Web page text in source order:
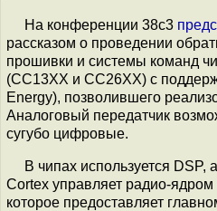
На конференции 38с3
рассказом о проведении
прошивки и системы команд
(CC13XX и CC26XX) с
Energy), позволившего
Аналоговый передатчик
сугубо цифровые.
В чипах используется DSP,
Cortex управляет радио-
которое предоставляет